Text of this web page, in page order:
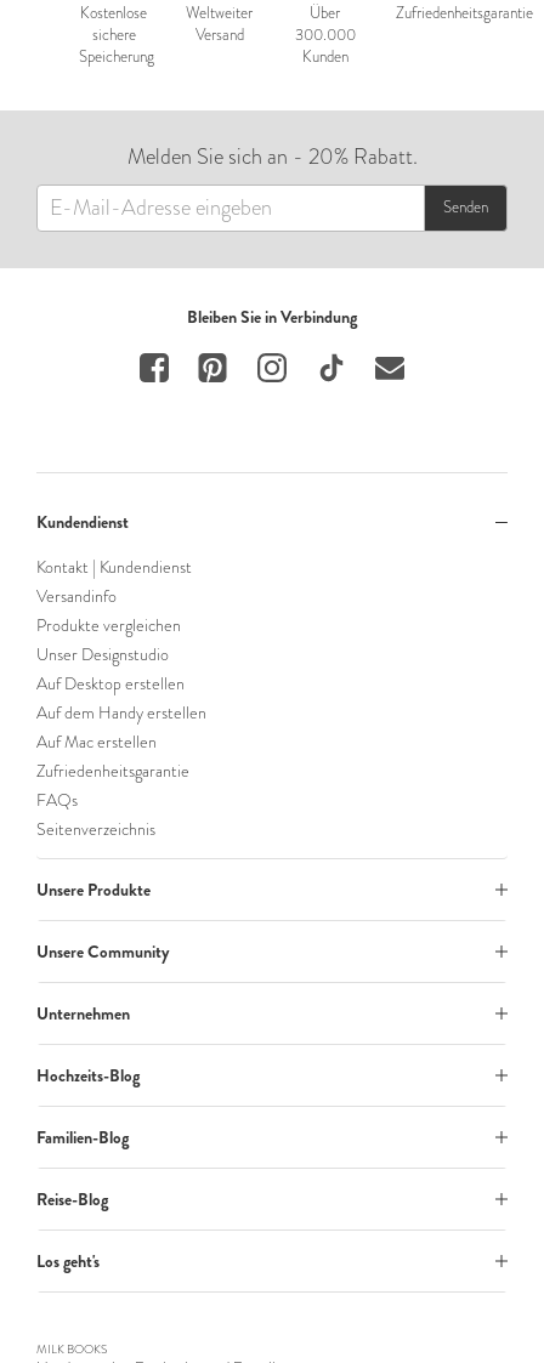
Kostenlose
sichere
Speicherung
Weltweiter
Versand
Über
300.000
Kunden
Zufriedenheitsgarantie
Melden Sie sich an - 20% Rabatt.
Senden
Bleiben Sie in Verbindung
Kundendienst
Kontakt | Kundendienst
Versandinfo
Produkte vergleichen
Unser Designstudio
Auf Desktop erstellen
Auf dem Handy erstellen
Auf Mac erstellen
Zufriedenheitsgarantie
FAQs
Seitenverzeichnis
Unsere Produkte
Unsere Community
Unternehmen
Hochzeits-Blog
Familien-Blog
Reise-Blog
Los geht's
MILK BOOKS